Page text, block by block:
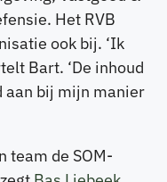
Het RVB
ook bij. ‘Ik
Bart. ‘De inhoud
aan bij mijn manier
team de SOM-